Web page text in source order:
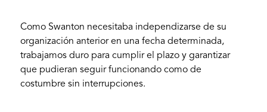
Como Swanton necesitaba independizarse de su
organización anterior en una fecha determinada,
trabajamos duro para cumplir el plazo y garantizar
que pudieran seguir funcionando como de
costumbre sin interrupciones.